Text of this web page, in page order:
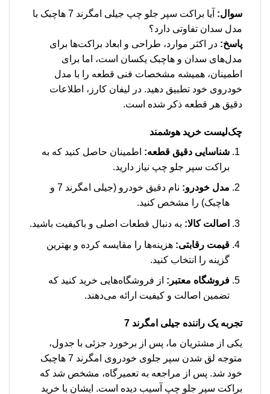
سوال:
آیا براکت سپر جلو چپ جیلی امگرند 7 هاچبک با
مدل سدان تفاوتی دارد؟
پاسخ: در اکثر موارد، طراحی و ابعاد براکت‌ها برای
مدل‌های سدان و هاچبک یکسان است، اما برای
اطمینان، همیشه مشخصات فنی قطعه را با مدل
خودروی خود تطبیق دهید. در لیفان کارز، اطلاعات
دقیق هر قطعه ذکر شده است.
چک‌لیست خرید هوشمند
شناسایی دقیق قطعه: اطمینان حاصل کنید که به
براکت سپر جلو چپ نیاز دارید.
مدل خودرو:
نام دقیق خودرو (جیلی امگرند 7 و
هاچبک) را مشخص کنید.
اصالت کالا: به دنبال قطعات اصلی و باکیفیت باشید.
قیمت رقابتی: هزینه‌ها را مقایسه کرده و بهترین
گزینه را انتخاب کنید.
فروشگاه معتبر: از فروشگاه‌هایی خرید کنید که
تضمین اصالت و کیفیت ارائه می‌دهند.
تجربه یک راننده جیلی امگرند 7
یکی از مشتریان ما، پس از برخورد جزئی با جدول،
متوجه لق شدن سپر جلوی خودروی امگرند 7 هاچبک
خود شد. پس از مراجعه به تعمیرگاه، مشخص شد که
براکت سپر جلو چپ آسیب دیده است. ایشان با خرید